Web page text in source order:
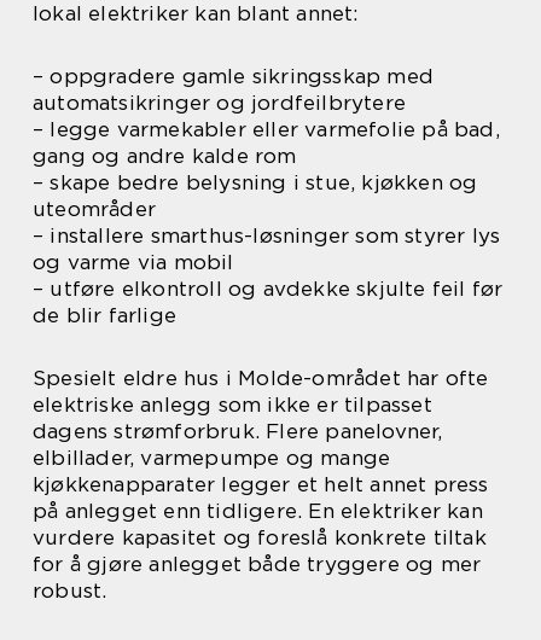
lokal elektriker kan blant annet:
– oppgradere gamle sikringsskap med
automatsikringer og jordfeilbrytere
– legge varmekabler eller varmefolie på bad,
gang og andre kalde rom
– skape bedre belysning i stue, kjøkken og
uteområder
– installere smarthus-løsninger som styrer lys
og varme via mobil
– utføre elkontroll og avdekke skjulte feil før
de blir farlige
Spesielt eldre hus i Molde-området har ofte
elektriske anlegg som ikke er tilpasset
dagens strømforbruk. Flere panelovner,
elbillader, varmepumpe og mange
kjøkkenapparater legger et helt annet press
på anlegget enn tidligere. En elektriker kan
vurdere kapasitet og foreslå konkrete tiltak
for å gjøre anlegget både tryggere og mer
robust.